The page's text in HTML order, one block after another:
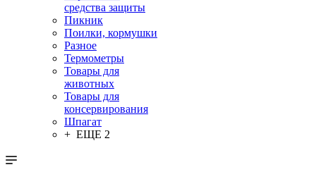
средства защиты
Пикник
Поилки, кормушки
Разное
Термометры
Товары для
животных
Товары для
консервирования
Шпагат
+ ЕЩЕ 2